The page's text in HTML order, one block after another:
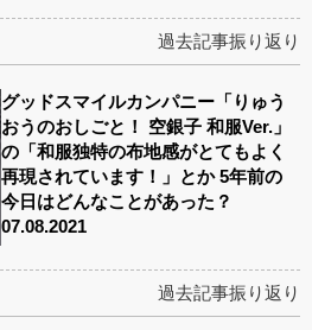
過去記事振り返り
グッドスマイルカンパニー「りゅう
おうのおしごと！ 空銀子 和服Ver.」
の「和服独特の布地感がとてもよく
再現されています！」とか 5年前の
今日はどんなことがあった？
07.08.2021
過去記事振り返り